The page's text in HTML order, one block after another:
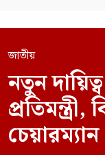
জাতীয়
নতুন
চেয়ারম্যান